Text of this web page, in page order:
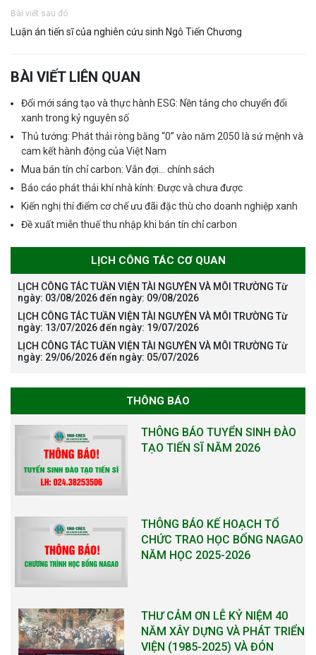
Bài viết sau đó
Luận án tiến sĩ của nghiên cứu sinh Ngô Tiến Chương
BÀI VIẾT LIÊN QUAN
Đổi mới sáng tạo và thực hành ESG: Nền tảng cho chuyển đổi
xanh trong kỷ nguyên số
Thủ tướng: Phát thải ròng bằng “0” vào năm 2050 là sứ mệnh và
cam kết hành động của Việt Nam
Mua bán tín chỉ carbon: Vẫn đợi… chính sách
Báo cáo phát thải khí nhà kính: Được và chưa được
Kiến nghị thí điểm cơ chế ưu đãi đặc thù cho doanh nghiệp xanh
Đề xuất miễn thuế thu nhập khi bán tín chỉ carbon
LỊCH CÔNG TÁC CƠ QUAN
LỊCH CÔNG TÁC TUẦN VIỆN TÀI NGUYÊN VÀ MÔI TRƯỜNG Từ
ngày: 03/08/2026 đến ngày: 09/08/2026
LỊCH CÔNG TÁC TUẦN VIỆN TÀI NGUYÊN VÀ MÔI TRƯỜNG Từ
ngày: 13/07/2026 đến ngày: 19/07/2026
LỊCH CÔNG TÁC TUẦN VIỆN TÀI NGUYÊN VÀ MÔI TRƯỜNG Từ
ngày: 29/06/2026 đến ngày: 05/07/2026
THÔNG BÁO
THÔNG BÁO TUYỂN SINH ĐÀO
TẠO TIẾN SĨ NĂM 2026
THÔNG BÁO KẾ HOẠCH TỔ
CHỨC TRAO HỌC BỔNG NAGAO
NĂM HỌC 2025-2026
THƯ CẢM ƠN LỄ KỶ NIỆM 40
NĂM XÂY DỰNG VÀ PHÁT TRIỂN
VIỆN (1985-2025) VÀ ĐÓN